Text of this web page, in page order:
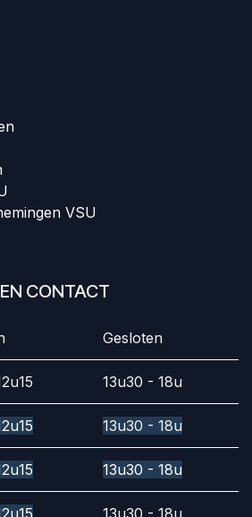
VSU
CONTACT
Gesloten
13u30 - 18u
13u30 - 18u
13u30 - 18u
13u30 - 18u